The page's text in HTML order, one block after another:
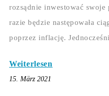
rozsądnie inwestować
razie będzie następowała
poprzez inflację.
Weiterlesen
15. März 2021